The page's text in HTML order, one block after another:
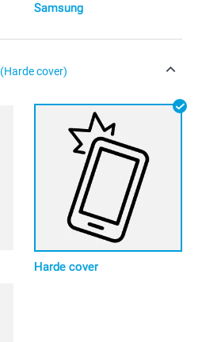
Samsung
(Harde cover)
Harde cover